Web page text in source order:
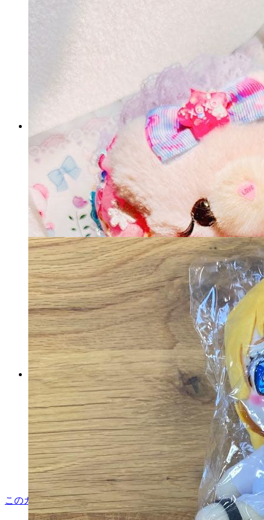
ブルーロック ふわコロりん
BIG 糸師冴
マイストア在庫：
4,284 円
カートに入れる
ベイマックス ミルキーボアコ
スチュームマスコット ４種セ
ット
マイストア在庫：
80
税込
5,459円
カートに入れる
このカテゴリをもっと見る